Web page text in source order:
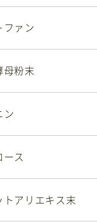
ファン
母粉末
ン
ース
トアリエキス末